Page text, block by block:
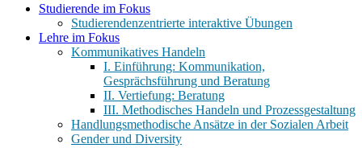
Close
Studierende im Fokus
Studierendenzentrierte interaktive Übungen
Lehre im Fokus
Kommunikatives Handeln
I. Einführung: Kommunikation,
Gesprächsführung und Beratung
II. Vertiefung: Beratung
III. Methodisches Handeln und Prozessgestaltung
Handlungsmethodische Ansätze in der Sozialen Arbeit
Gender und Diversity